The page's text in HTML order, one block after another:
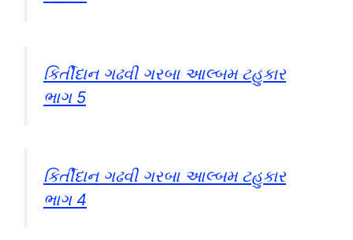
કિર્તીદાન ગઢવી ગરબા આલ્બમ ટહુકાર
ભાગ 5
કિર્તીદાન ગઢવી ગરબા આલ્બમ ટહુકાર
ભાગ 4